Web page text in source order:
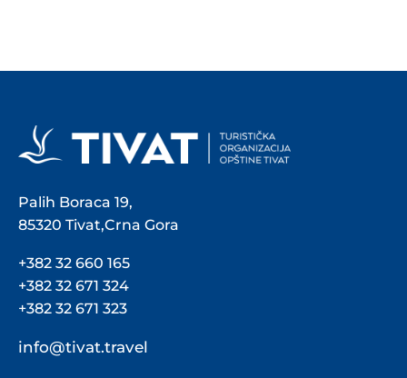
Palih Boraca 19,
85320 Tivat,Crna Gora
+382 32 660 165
+382 32 671 324
+382 32 671 323
info@tivat.travel